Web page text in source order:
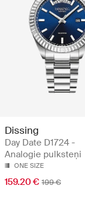
Dissing
Day Date D1724 -
Analogie pulksteņi
ONE SIZE
159.20 € 199 €